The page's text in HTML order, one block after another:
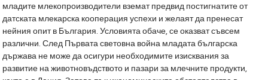
младите млекопроизводители вземат предвид постигнатите от
датската млекарска кооперация успехи и желаят да пренесат
нейния опит в България. Условията обаче, се оказват съвсем
различни. След Първата световна война младата българска
държава не може да осигури необходимите изисквания за
развитие на животновъдството и пазари за млечните продукти,